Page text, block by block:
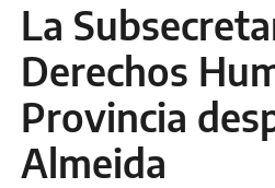
La
Derechos
Provincia
Almeida